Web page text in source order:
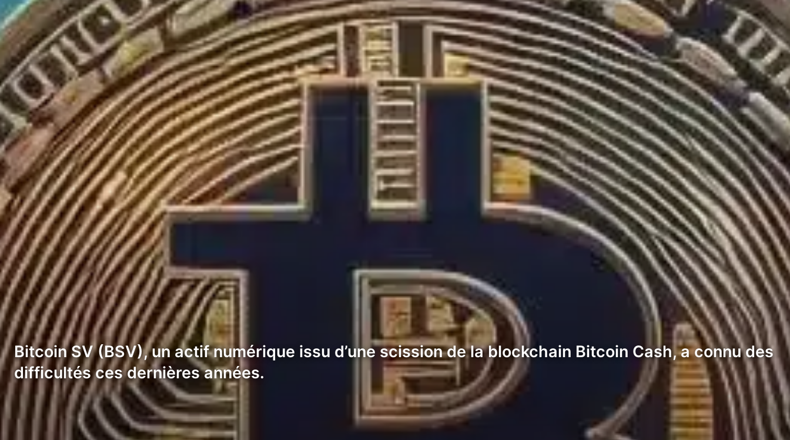
Bitcoin SV (BSV), un actif numérique issu d’une scission de la blockchain Bitcoin Cash, a connu des
difficultés ces dernières années.